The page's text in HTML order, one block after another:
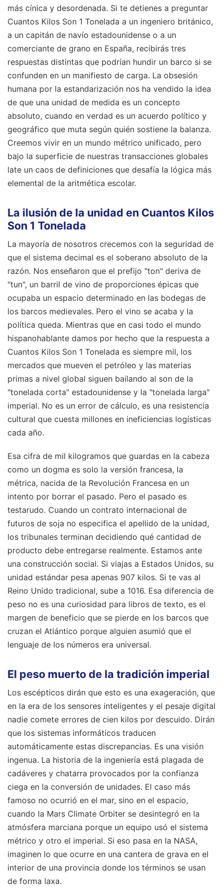
más cínica y desordenada. Si te detienes a preguntar
Cuantos Kilos Son 1 Tonelada a un ingeniero británico,
a un capitán de navío estadounidense o a un
comerciante de grano en España, recibirás tres
respuestas distintas que podrían hundir un barco si se
confunden en un manifiesto de carga. La obsesión
humana por la estandarización nos ha vendido la idea
de que una unidad de medida es un concepto
absoluto, cuando en verdad es un acuerdo político y
geográfico que muta según quién sostiene la balanza.
Creemos vivir en un mundo métrico unificado, pero
bajo la superficie de nuestras transacciones globales
late un caos de definiciones que desafía la lógica más
elemental de la aritmética escolar.
La ilusión de la unidad en Cuantos Kilos
Son 1 Tonelada
La mayoría de nosotros crecemos con la seguridad de
que el sistema decimal es el soberano absoluto de la
razón. Nos enseñaron que el prefijo "ton" deriva de
"tun", un barril de vino de proporciones épicas que
ocupaba un espacio determinado en las bodegas de
los barcos medievales. Pero el vino se acaba y la
política queda. Mientras que en casi todo el mundo
hispanohablante damos por hecho que la respuesta a
Cuantos Kilos Son 1 Tonelada es siempre mil, los
mercados que mueven el petróleo y las materias
primas a nivel global siguen bailando al son de la
"tonelada corta" estadounidense y la "tonelada larga"
imperial. No es un error de cálculo, es una resistencia
cultural que cuesta millones en ineficiencias logísticas
cada año.
Esa cifra de mil kilogramos que guardas en la cabeza
como un dogma es solo la versión francesa, la
métrica, nacida de la Revolución Francesa en un
intento por borrar el pasado. Pero el pasado es
testarudo. Cuando un contrato internacional de
futuros de soja no especifica el apellido de la unidad,
los tribunales terminan decidiendo qué cantidad de
producto debe entregarse realmente. Estamos ante
una construcción social. Si viajas a Estados Unidos, su
unidad estándar pesa apenas 907 kilos. Si te vas al
Reino Unido tradicional, sube a 1016. Esa diferencia de
peso no es una curiosidad para libros de texto, es el
margen de beneficio que se pierde en los barcos que
cruzan el Atlántico porque alguien asumió que el
lenguaje de los números era universal.
El peso muerto de la tradición imperial
Los escépticos dirán que esto es una exageración, que
en la era de los sensores inteligentes y el pesaje digital
nadie comete errores de cien kilos por descuido. Dirán
que los sistemas informáticos traducen
automáticamente estas discrepancias. Es una visión
ingenua. La historia de la ingeniería está plagada de
cadáveres y chatarra provocados por la confianza
ciega en la conversión de unidades. El caso más
famoso no ocurrió en el mar, sino en el espacio,
cuando la Mars Climate Orbiter se desintegró en la
atmósfera marciana porque un equipo usó el sistema
métrico y otro el imperial. Si eso pasa en la NASA,
imaginen lo que ocurre en una cantera de grava en el
interior de una provincia donde los términos se usan
de forma laxa.